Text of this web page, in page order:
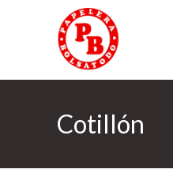
Cotillón